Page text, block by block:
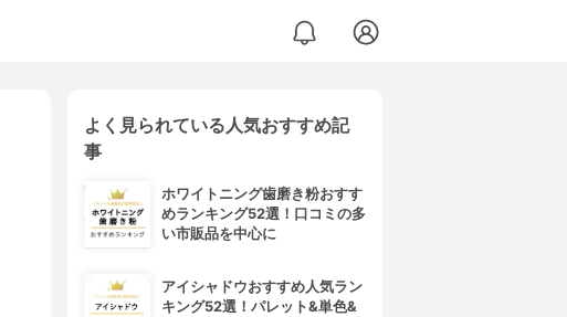
よく見られている人気おすすめ記
事
ホワイトニング歯磨き粉おすす
めランキング52選！口コミの多
い市販品を中心に
アイシャドウおすすめ人気ラン
キング52選！パレット&単色&